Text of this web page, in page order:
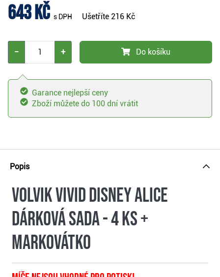
643 Kč s DPH Ušetříte 216 Kč
− + Do košíku
Garance nejlepší ceny
Zboží můžete do 100 dní vrátit
Popis
Volvik VIVID DISNEY ALICE
dárková sada - 4 ks +
markovátko